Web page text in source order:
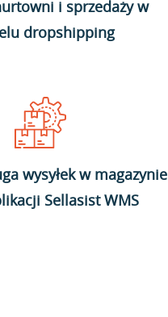
i sprzedaży w
dropshipping
wysyłek w magazynie
Sellasist WMS